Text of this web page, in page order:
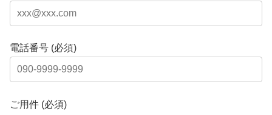
電話番号 (必須)
ご用件 (必須)